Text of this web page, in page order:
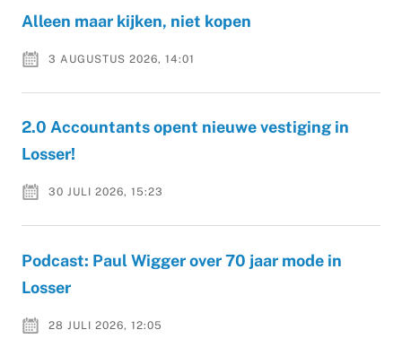
Alleen maar kijken, niet kopen
3 AUGUSTUS 2026, 14:01
2.0 Accountants opent nieuwe vestiging in
Losser!
30 JULI 2026, 15:23
Podcast: Paul Wigger over 70 jaar mode in
Losser
28 JULI 2026, 12:05